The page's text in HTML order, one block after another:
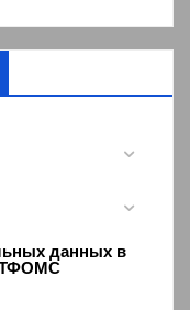
данных в
ТФОМС